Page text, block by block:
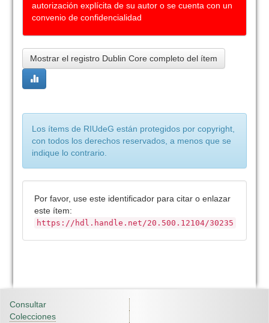
autorización explícita de su autor o se cuenta con un
convenio de confidencialidad
Mostrar el registro Dublin Core completo del ítem
Los ítems de RIUdeG están protegidos por copyright,
con todos los derechos reservados, a menos que se
indique lo contrario.
Por favor, use este identificador para citar o enlazar
este ítem:
https://hdl.handle.net/20.500.12104/30235
Consultar
Colecciones